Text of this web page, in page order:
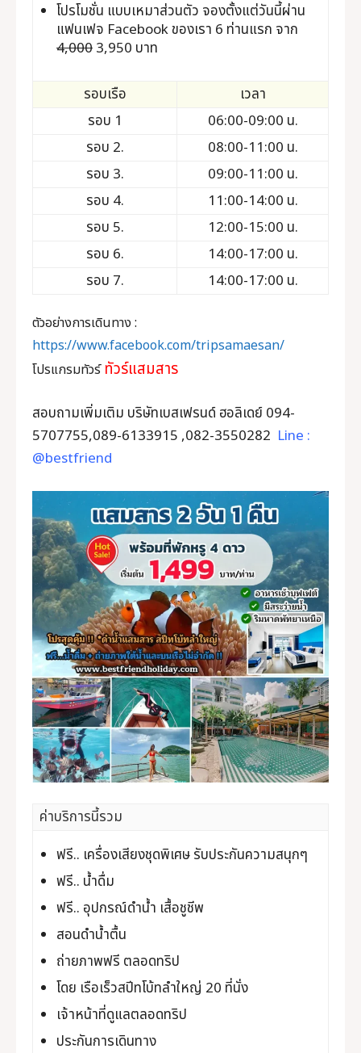
โปรโมชั่น แบบเหมาส่วนตัว จองตั้งแต่วันนี้ผ่าน
แฟนเฟจ Facebook ของเรา 6 ท่านแรก จาก
4,0003,950 บาท
รอบเรือ
เวลา
รอบ 1
06:00-09:00 น.
รอบ 2.
08:00-11:00 น.
รอบ 3.
09:00-11:00 น.
รอบ 4.
11:00-14:00 น.
รอบ 5.
12:00-15:00 น.
รอบ 6.
14:00-17:00 น.
รอบ 7.
14:00-17:00 น.
ตัวอย่างการเดินทาง :
https://www.facebook.com/tripsamaesan/
โปรแกรมทัวร์ ทัวร์แสมสาร
สอบถามเพิ่มเติม บริษัทเบสเฟรนด์ ฮอลิเดย์ 094-
5707755,089-6133915 ,082-3550282 Line :
@bestfriend
ค่าบริการนี้รวม
ฟรี.. เครื่องเสียงชุดพิเศษ รับประกันความสนุกๆ
ฟรี.. น้ำดื่ม
ฟรี.. อุปกรณ์ดำน้ำ เสื้อชูชีพ
สอนดำน้ำตื้น
ถ่ายภาพฟรี ตลอดทริป
โดย เรือเร็วสปีทโบ้ทลำใหญ่ 20 ที่นั่ง
เจ้าหน้าที่ดูแลตลอดทริป
ประกันการเดินทาง